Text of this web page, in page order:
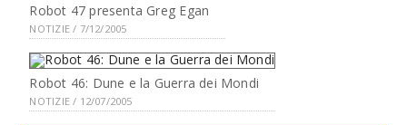
Robot 47 presenta Greg Egan
NOTIZIE / 7/12/2005
Robot 46: Dune e la Guerra dei Mondi
NOTIZIE / 12/07/2005